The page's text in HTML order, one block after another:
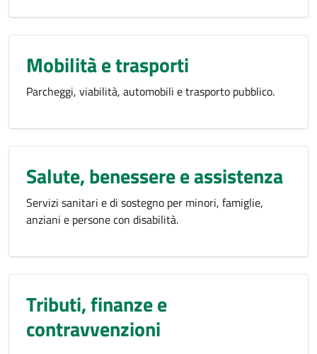
Mobilità e trasporti
Parcheggi, viabilità, automobili e trasporto pubblico.
Salute, benessere e assistenza
Servizi sanitari e di sostegno per minori, famiglie,
anziani e persone con disabilità.
Tributi, finanze e
contravvenzioni